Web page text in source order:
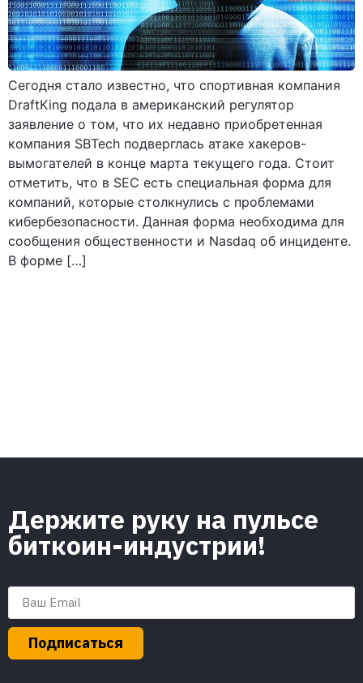
Сегодня стало известно, что спортивная компания
DraftKing подала в американский регулятор
заявление о том, что их недавно приобретенная
компания SBTech подверглась атаке хакеров-
вымогателей в конце марта текущего года. Стоит
отметить, что в SEC есть специальная форма для
компаний, которые столкнулись с проблемами
кибербезопасности. Данная форма необходима для
сообщения общественности и Nasdaq об инциденте.
В форме […]
Держите руку на пульсе
биткоин-индустрии!
Подписаться